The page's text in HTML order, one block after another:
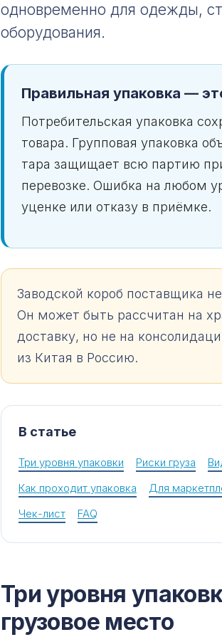
одновременно для одежды,
оборудования.
Правильная упаковка —
Потребительская упаковка
товара. Групповая упаковка
тара защищает всю партию
перевозке. Ошибка на любом
уценке или отказу в приёмке.
Заводской короб поставщика
Он может быть рассчитан на
доставку, но не на
из Китая в Россию.
В статье
Три уровня упаковки Риски груза
Как проходит упаковка
Для
Чек-лист
FAQ
Три уровня
грузовое место